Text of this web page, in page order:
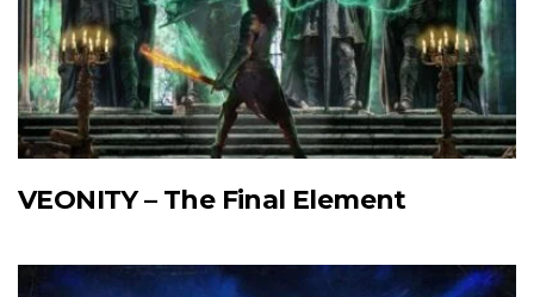
VEONITY – The Final Element